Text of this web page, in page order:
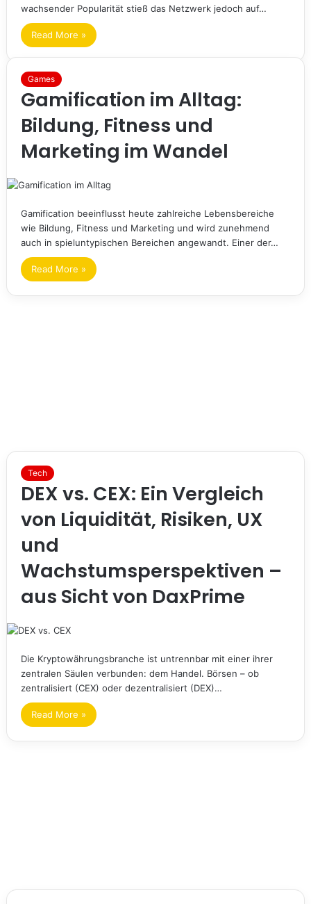
wachsender Popularität stieß das Netzwerk jedoch auf…
Read More »
Games
Gamification im Alltag:
Bildung, Fitness und
Marketing im Wandel
Gamification beeinflusst heute zahlreiche Lebensbereiche
wie Bildung, Fitness und Marketing und wird zunehmend
auch in spieluntypischen Bereichen angewandt. Einer der…
Read More »
Tech
DEX vs. CEX: Ein Vergleich
von Liquidität, Risiken, UX
und
Wachstumsperspektiven –
aus Sicht von DaxPrime
Die Kryptowährungsbranche ist untrennbar mit einer ihrer
zentralen Säulen verbunden: dem Handel. Börsen – ob
zentralisiert (CEX) oder dezentralisiert (DEX)…
Read More »